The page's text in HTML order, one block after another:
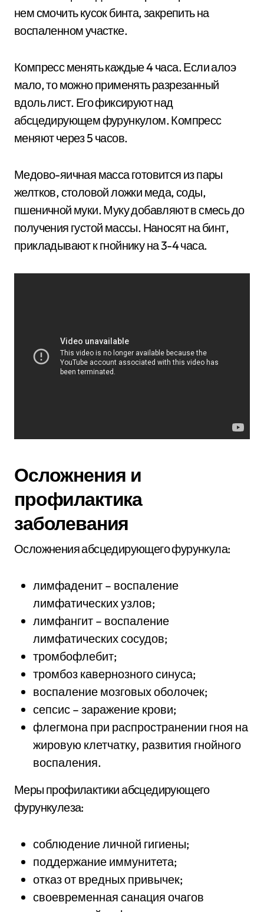
нем смочить кусок бинта, закрепить на
воспаленном участке.
Компресс менять каждые 4 часа. Если алоэ
мало, то можно применять разрезанный
вдоль лист. Его фиксируют над
абсцедирующем фурункулом. Компресс
меняют через 5 часов.
Медово-яичная масса готовится из пары
желтков, столовой ложки меда, соды,
пшеничной муки. Муку добавляют в смесь до
получения густой массы. Наносят на бинт,
прикладывают к гнойнику на 3-4 часа.
Осложнения и
профилактика
заболевания
Осложнения абсцедирующего фурункула:
лимфаденит – воспаление
лимфатических узлов;
лимфангит – воспаление
лимфатических сосудов;
тромбофлебит;
тромбоз кавернозного синуса;
воспаление мозговых оболочек;
сепсис – заражение крови;
флегмона при распространении гноя на
жировую клетчатку, развития гнойного
воспаления.
Меры профилактики абсцедирующего
фурункулеза:
соблюдение личной гигиены;
поддержание иммунитета;
отказ от вредных привычек;
своевременная санация очагов